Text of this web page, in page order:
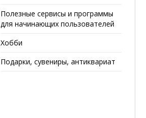
Полезные сервисы и программы
для начинающих пользователей
Хобби
Подарки, сувениры, антиквариат